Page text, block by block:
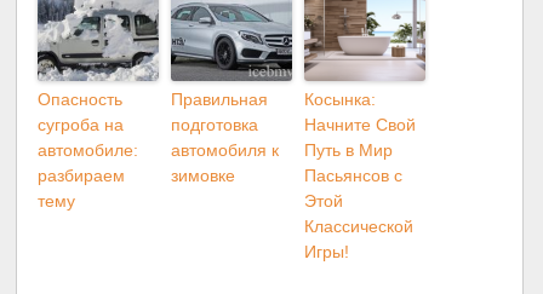
Опасность
сугроба на
автомобиле:
разбираем
тему
Правильная
подготовка
автомобиля к
зимовке
Косынка:
Начните Свой
Путь в Мир
Пасьянсов с
Этой
Классической
Игры!